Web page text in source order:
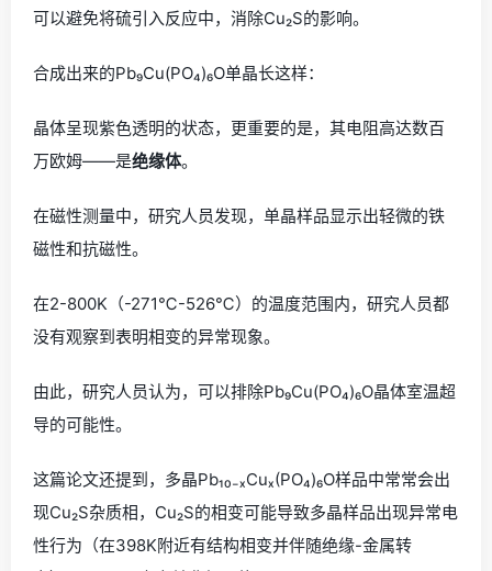
可以避免将硫引入反应中，消除Cu₂S的影响。
合成出来的Pb₉Cu(PO₄)₆O单晶长这样：
晶体呈现紫色透明的状态，更重要的是，其电阻高达数百
万欧姆——是绝缘体。
在磁性测量中，研究人员发现，单晶样品显示出轻微的铁
磁性和抗磁性。
在2-800K（-271℃-526℃）的温度范围内，研究人员都
没有观察到表明相变的异常现象。
由此，研究人员认为，可以排除Pb₉Cu(PO₄)₆O晶体室温超
导的可能性。
这篇论文还提到，多晶Pb₁₀₋ₓCuₓ(PO₄)₆O样品中常常会出
现Cu₂S杂质相，Cu₂S的相变可能导致多晶样品出现异常电
性行为（在398K附近有结构相变并伴随绝缘-金属转